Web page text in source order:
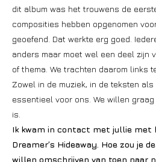
dit album was het trouwens de
composities hebben opgenomen
geoefend. Dat werkte erg goed.
anders maar moet wel een deel zijn
of thema. We trachten daarom links
Zowel in de muziek, in de teksten als
essentieel voor ons. We willen
is.
Ik kwam in contact met jullie met
Dreamer’s Hideaway. Hoe zou je
willen omschrijven van toen naar